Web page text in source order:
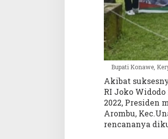
Bupati Konawe,
Akibat
RI Joko
2022, Presiden
Arombu,
rencananya